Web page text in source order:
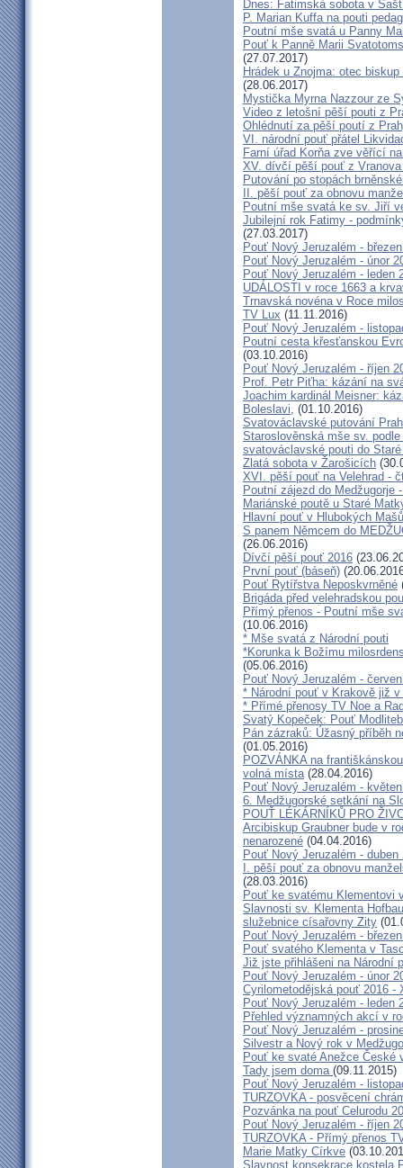
Dnes: Fatimská sobota v
P. Marian Kuffa na pouti
Poutní mše svatá u Panny
Pouť k Panně Marii
(27.07.2017)
Hrádek u Znojma: otec
(28.06.2017)
Mystička Myrna Nazzour ze
Video z letošní pěší pouti z
Ohlédnutí za pěší poutí z
VI. národní pouť přátel
Farní úřad Korňa zve věřící
XV. dívčí pěší pouť z
Putování po stopách
II. pěší pouť za obnovu
Poutní mše svatá ke sv. Jiří
Jubilejní rok Fatimy -
(27.03.2017)
Pouť Nový Jeruzalém -
Pouť Nový Jeruzalém - únor
Pouť Nový Jeruzalém - leden
UDÁLOSTI v roce 1663 a
Trnavská novéna v Roce
TV Lux (11.11.2016)
Pouť Nový Jeruzalém -
Poutní cesta křesťanskou
(03.10.2016)
Pouť Nový Jeruzalém - říjen
Prof. Petr Piťha: kázání na
Joachim kardinál Meisner:
Boleslavi, (01.10.2016)
Svatováclavské putování
Staroslověnská mše sv.
svatováclavské pouti do
Zlatá sobota v Žarošicích
XVI. pěší pouť na Velehrad -
Poutní zájezd do Medžugorje
Mariánské poutě u Staré
Hlavní pouť v Hlubokých
S panem Němcem do
(26.06.2016)
Dívčí pěší pouť 2016
První pouť (báseň)
Pouť Rytířstva Neposkvrněné
Brigáda před velehradskou
Přímý přenos - Poutní mše
(10.06.2016)
* Mše svatá z Národní pouti
*Korunka k Božímu
(05.06.2016)
Pouť Nový Jeruzalém -
* Národní pouť v Krakově již
* Přímé přenosy TV Noe a
Svatý Kopeček: Pouť
Pán zázraků: Úžasný příběh
(01.05.2016)
POZVÁNKA na
volná místa(28.04.2016)
Pouť Nový Jeruzalém -
6. Medžugorské setkání na
POUŤ LÉKÁRNÍKŮ PRO
Arcibiskup Graubner bude v
nenarozené (04.04.2016)
Pouť Nový Jeruzalém - duben
I. pěší pouť za obnovu
(28.03.2016)
Pouť ke svatému Klementovi
Slavnosti sv. Klementa
služebnice císařovny Zity
Pouť Nový Jeruzalém -
Pouť svatého Klementa v
Již jste přihlášeni na Národní
Pouť Nový Jeruzalém - únor
Cyrilometodějská pouť 2016 -
Pouť Nový Jeruzalém - leden
Přehled významných akcí v
Pouť Nový Jeruzalém -
Silvestr a Nový rok v
Pouť ke svaté Anežce České
Tady jsem doma (09.11.2015)
Pouť Nový Jeruzalém -
TURZOVKA - posvěcení
Pozvánka na pouť Celurodu
Pouť Nový Jeruzalém - říjen
TURZOVKA - Přímý přenos
Marie Matky Církve
Slavnost konsekrace kostela